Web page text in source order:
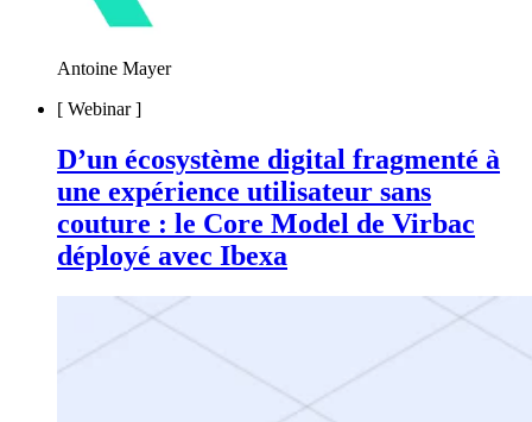
Antoine Mayer
[ Webinar]
D’un écosystème digital fragmenté à
une expérience utilisateur sans
couture : le Core Model de Virbac
déployé avec Ibexa